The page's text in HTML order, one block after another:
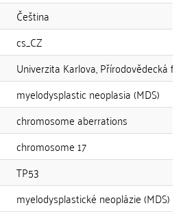
Čeština
cs_CZ
Univerzita Karlova, Přírodovědecká
myelodysplastic neoplasia (MDS)
chromosome aberrations
chromosome 17
TP53
myelodysplastické neoplázie (MDS)